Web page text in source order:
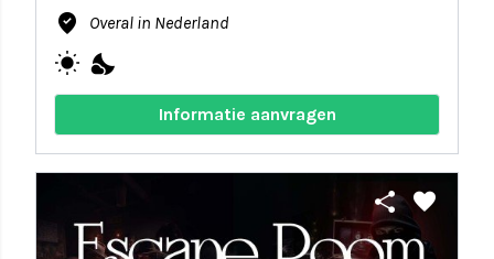
where_to_vote Overal in Nederland
wb_sunny nights_stay
Informatie aanvragen
share favorite